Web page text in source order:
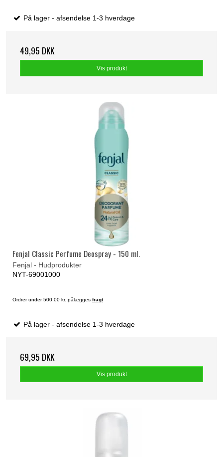
På lager - afsendelse 1-3 hverdage
49,95 DKK
Vis produkt
Fenjal Classic Perfume Deospray - 150 ml.
Fenjal - Hudprodukter
NYT-69001000
Ordrer under 500,00 kr. pålægges fragt
På lager - afsendelse 1-3 hverdage
69,95 DKK
Vis produkt